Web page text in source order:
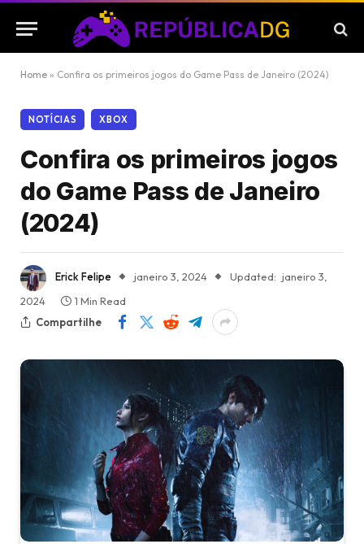
Home » Confira os primeiros jogos do Game Pass de Janeiro (2024)
NOTÍCIAS XBOX
Confira os primeiros jogos
do Game Pass de Janeiro
(2024)
Erick Felipe janeiro 3, 2024 Updated: janeiro 3,
2024
1 Min Read
Compartilhe